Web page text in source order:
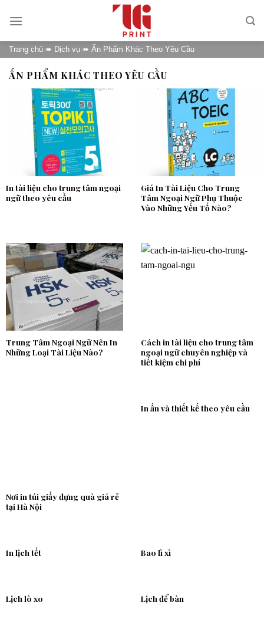
Trang chủ ➠ Dịch vụ ➠ Ấn Phẩm Khác Theo Yêu Cầu
ẤN PHẨM KHÁC THEO YÊU CẦU
In tài liệu cho trung tâm ngoại
ngữ theo yêu cầu
Giá In Tài Liệu Cho Trung
Tâm Ngoại Ngữ Phụ Thuộc
Vào Những Yếu Tố Nào?
Trung Tâm Ngoại Ngữ Nên In
Những Loại Tài Liệu Nào?
Cách in tài liệu cho trung tâm
ngoại ngữ chuyên nghiệp và
tiết kiệm chi phí
Nơi in túi giấy đựng quà giá rẻ
tại Hà Nội
In ấn và thiết kế theo yêu cầu
In lịch tết Bao lì xì
Lịch lò xo Lịch để bàn